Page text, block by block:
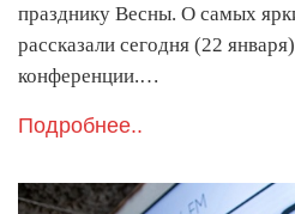
празднику Весны. О самых
рассказали сегодня (22
конференции.…
Подробнее..